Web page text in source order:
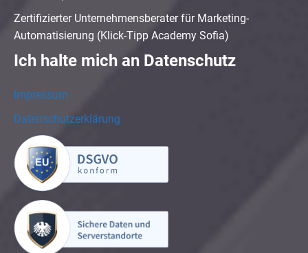
Zertifizierter Unternehmensberater für Marketing-
Automatisierung (Klick-Tipp Academy Sofia)
Ich halte mich an Datenschutz
Impressum
Datenschutzerklärung